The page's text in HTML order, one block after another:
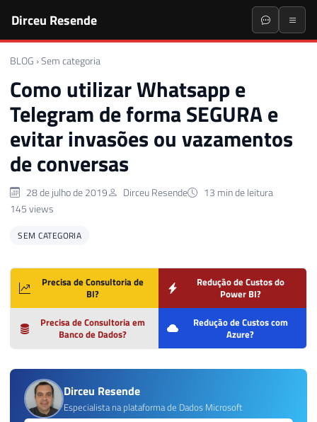
Dirceu Resende
BLOG ›Sem categoria
Como utilizar Whatsapp e
Telegram de forma SEGURA e
evitar invasões ou vazamentos
de conversas
28 de julho de 2019 Dirceu Resende
13 min de leitura
145 views
SEM CATEGORIA
Precisa de Consultoria de
BI?
Redução de Custos do
Power BI?
Precisa de Consultoria em
Banco de Dados?
Redução de Custos com
Azure?
Dirceu Resende
Especialista na plataforma de Dados Microsoft